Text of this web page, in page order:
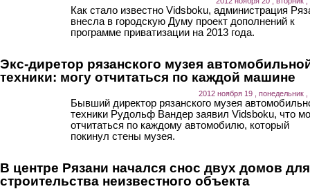
Как стало известно Vidsboku, администрация
внесла в городскую Думу проект дополнений к
программе приватизации на 2013 года.
Экс-диретор рязанского музея
техники: могу отчитаться по каждой машине
2012 ноября 19 , понедельник ,
Бывший директор рязанского музея
техники Рудольф Вандер заявил Vidsboku, что
отчитаться по каждому автомобилю, который
покинул стены музея.
В центре Рязани начался снос двух домов для
строительства неизвестного объекта